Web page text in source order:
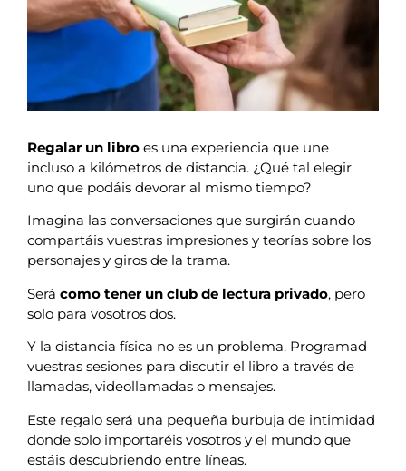
Regalar un libro es una experiencia que une
incluso a kilómetros de distancia. ¿Qué tal elegir
uno que podáis devorar al mismo tiempo?
Imagina las conversaciones que surgirán cuando
compartáis vuestras impresiones y teorías sobre los
personajes y giros de la trama.
Será como tener un club de lectura privado, pero
solo para vosotros dos.
Y la distancia física no es un problema. Programad
vuestras sesiones para discutir el libro a través de
llamadas, videollamadas o mensajes.
Este regalo será una pequeña burbuja de intimidad
donde solo importaréis vosotros y el mundo que
estáis descubriendo entre líneas.